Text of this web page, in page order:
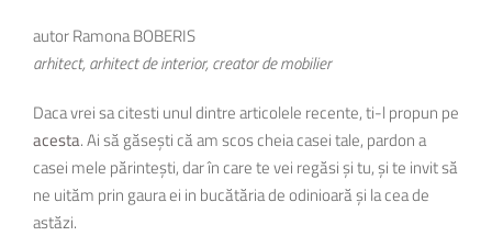
autor Ramona BOBERIS
arhitect, arhitect de interior, creator de mobilier
Daca vrei sa citesti unul dintre articolele recente, ti-l propun pe
acesta. Ai să găsești că am scos cheia casei tale, pardon a
casei mele părintești, dar în care te vei regăsi și tu, și te invit să
ne uităm prin gaura ei in bucătăria de odinioară și la cea de
astăzi.